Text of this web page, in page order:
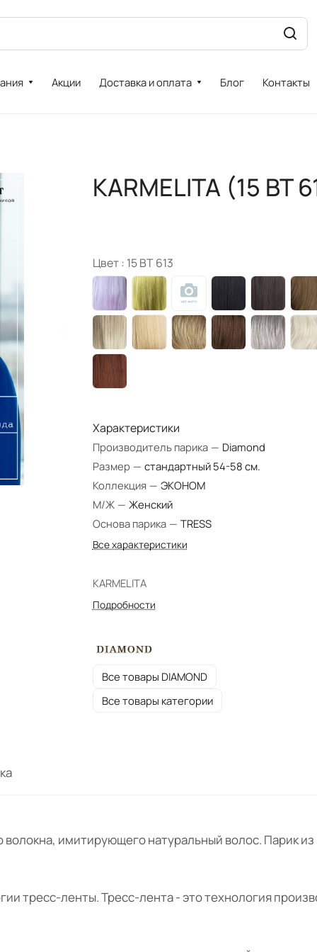
Акции Доставка и оплата Блог Контакты
KARMELITA (15 BT
Цвет : 15 BT 613
Характеристики
Производитель парика — Diamond
Размер — стандартный 54-58 см.
Коллекция — ЭКОНОМ
М/Ж — Женский
Основа парика — TRESS
Все характеристики
KARMELITA
Подробности
Все товары DIAMOND
Все товары категории
имитирующего натуральный волос. Парик
тресс-ленты. Тресс-лента - это технология